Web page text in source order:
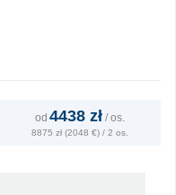
od 4438 zł / os.
8875 zł (2048 €) / 2 os.